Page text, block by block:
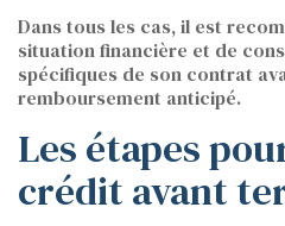
Dans tous les cas, il est
situation financière et de
spécifiques de son contrat
remboursement anticipé.
Les étapes
crédit avant